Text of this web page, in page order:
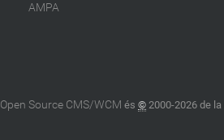
AMPA
Open Source CMS/WCM és © 2000-2026 de la